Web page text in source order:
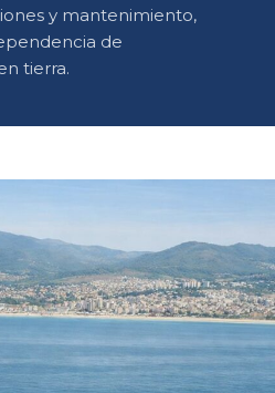
y mantenimiento,
de
tierra.